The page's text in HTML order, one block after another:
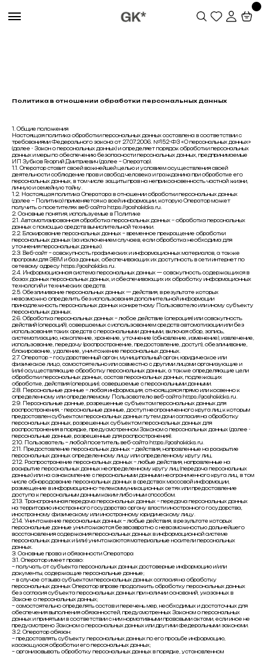
Политика в отношении обработки персональных данных
1. Общие положения
Настоящая политика обработки персональных данных составлена в соответствии с
требованиями Федерального закона от 27.07.2006. №152-ФЗ «О персональных данных»
(далее - Закон о персональных данных) и определяет порядок обработки персональных
данных и меры по обеспечению безопасности персональных данных, предпринимаемые
ИП Зубков Георгий Дмитриевич (далее – Оператор).
1.1. Оператор ставит своей важнейшей целью и условием осуществления своей
деятельности соблюдение прав и свобод человека и гражданина при обработке его
персональных данных, в том числе защиты прав на неприкосновенность частной жизни,
личную и семейную тайну.
1.2. Настоящая политика Оператора в отношении обработки персональных данных
(далее – Политика) применяется ко всей информации, которую Оператор может
получить о посетителях веб-сайта https://goshakicks.ru.
2. Основные понятия, используемые в Политике
2.1. Автоматизированная обработка персональных данных – обработка персональных
данных с помощью средств вычислительной техники.
2.2. Блокирование персональных данных – временное прекращение обработки
персональных данных (за исключением случаев, если обработка необходима для
уточнения персональных данных).
2.3. Веб-сайт – совокупность графических и информационных материалов, а также
программ для ЭВМ и баз данных, обеспечивающих их доступность в сети интернет по
сетевому адресу https://goshakicks.ru.
2.4. Информационная система персональных данных — совокупность содержащихся в
базах данных персональных данных, и обеспечивающих их обработку информационных
технологий и технических средств.
2.5. Обезличивание персональных данных — действия, в результате которых
невозможно определить без использования дополнительной информации
принадлежность персональных данных конкретному Пользователю или иному субъекту
персональных данных.
2.6. Обработка персональных данных – любое действие (операция) или совокупность
действий (операций), совершаемых с использованием средств автоматизации или без
использования таких средств с персональными данными, включая сбор, запись,
систематизацию, накопление, хранение, уточнение (обновление, изменение), извлечение,
использование, передачу (распространение, предоставление, доступ), обезличивание,
блокирование, удаление, уничтожение персональных данных.
2.7. Оператор – государственный орган, муниципальный орган, юридическое или
физическое лицо, самостоятельно или совместно с другими лицами организующие и
(или) осуществляющие обработку персональных данных, а также определяющие цели
обработки персональных данных, состав персональных данных, подлежащих
обработке, действия (операции), совершаемые с персональными данными.
2.8. Персональные данные – любая информация, относящаяся прямо или косвенно к
определенному или определяемому Пользователю веб-сайта https://goshakicks.ru.
2.9. Персональные данные, разрешенные субъектом персональных данных для
распространения, - персональные данные, доступ неограниченного круга лиц к которым
предоставлен субъектом персональных данных путем дачи согласия на обработку
персональных данных, разрешенных субъектом персональных данных для
распространения в порядке, предусмотренном Законом о персональных данных (далее -
персональные данные, разрешенные для распространения).
2.10. Пользователь – любой посетитель веб-сайта https://goshakicks.ru.
2.11. Предоставление персональных данных – действия, направленные на раскрытие
персональных данных определенному лицу или определенному кругу лиц.
2.12. Распространение персональных данных – любые действия, направленные на
раскрытие персональных данных неопределенному кругу лиц (передача персональных
данных) или на ознакомление с персональными данными неограниченного круга лиц, в том
числе обнародование персональных данных в средствах массовой информации,
размещение в информационно-телекоммуникационных сетях или предоставление
доступа к персональным данным каким-либо иным способом.
2.13. Трансграничная передача персональных данных – передача персональных данных
на территорию иностранного государства органу власти иностранного государства,
иностранному физическому или иностранному юридическому лицу.
2.14. Уничтожение персональных данных – любые действия, в результате которых
персональные данные уничтожаются безвозвратно с невозможностью дальнейшего
восстановления содержания персональных данных в информационной системе
персональных данных и (или) уничтожаются материальные носители персональных
данных.
3. Основные права и обязанности Оператора
3.1. Оператор имеет право:
– получать от субъекта персональных данных достоверные информацию и/или
документы, содержащие персональные данные;
– в случае отзыва субъектом персональных данных согласия на обработку
персональных данных Оператор вправе продолжить обработку персональных данных
без согласия субъекта персональных данных при наличии оснований, указанных в
Законе о персональных данных;
– самостоятельно определять состав и перечень мер, необходимых и достаточных для
обеспечения выполнения обязанностей, предусмотренных Законом о персональных
данных и принятыми в соответствии с ним нормативными правовыми актами, если иное не
предусмотрено Законом о персональных данных или другими федеральными законами.
3.2. Оператор обязан:
– предоставлять субъекту персональных данных по его просьбе информацию,
касающуюся обработки его персональных данных;
– организовывать обработку персональных данных в порядке, установленном